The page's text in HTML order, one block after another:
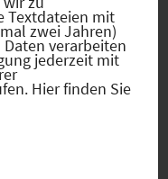
für weitere
Textdateien mit
zwei Jahren)
verarbeiten
jederzeit mit
Hier finden Sie